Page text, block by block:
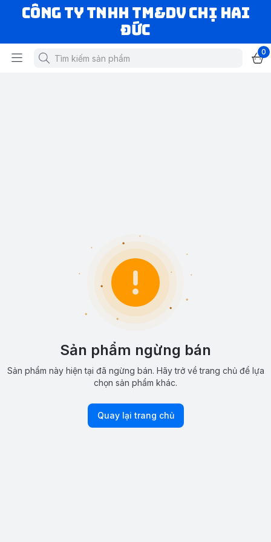
CÔNG TY TNHH TM&DV CHỊ HAI
ĐỨC
0
Sản phẩm ngừng bán
Sản phẩm này hiện tại đã ngừng bán. Hãy trở về trang chủ để lựa
chọn sản phẩm khác.
Quay lại trang chủ